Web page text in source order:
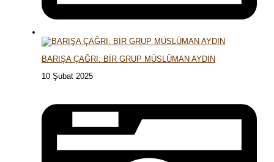
BARIŞA ÇAĞRI: BİR GRUP MÜSLÜMAN AYDIN
10 Şubat 2025